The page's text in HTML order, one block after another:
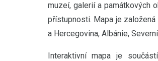
muzeí, galerií a památkových
přístupnosti. Mapa je
a Hercegovina, Albánie,
Interaktivní mapa je